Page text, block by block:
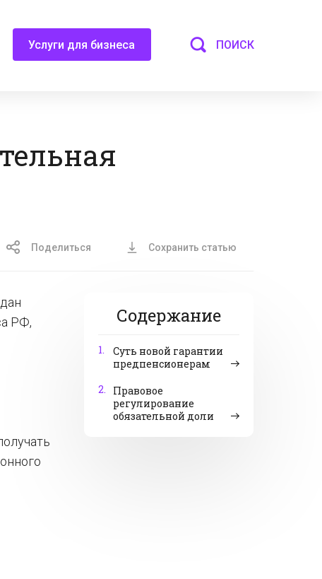
Услуги для бизнеса ПОИСК
Поделиться Сохранить статью
Содержание
1.
Суть новой гарантии
предпенсионерам
2.
Правовое
регулирование
обязательной доли
РФ,